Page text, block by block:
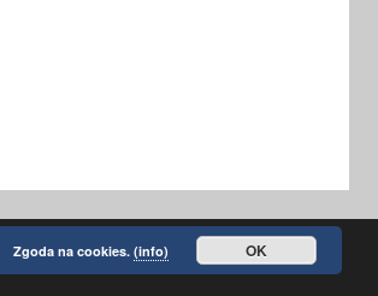
Zgoda na cookies. (info) OK